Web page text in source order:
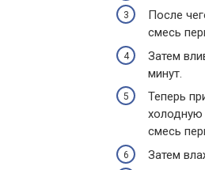
После
смесь
Затем
минут.
Теперь
холодную
смесь
Затем